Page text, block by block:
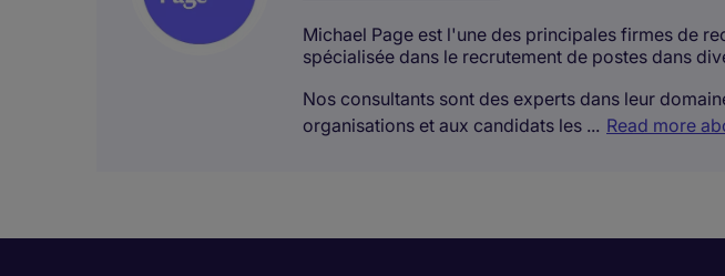
Michael Page est l'une des principales firmes de
spécialisée dans le recrutement de postes dans
Nos consultants sont des experts dans leur
organisations et aux candidats les ... Read more